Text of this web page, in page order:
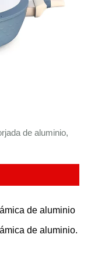
de aluminio,
de aluminio
de aluminio.